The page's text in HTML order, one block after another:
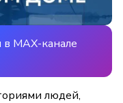
MAX-канале
людей,